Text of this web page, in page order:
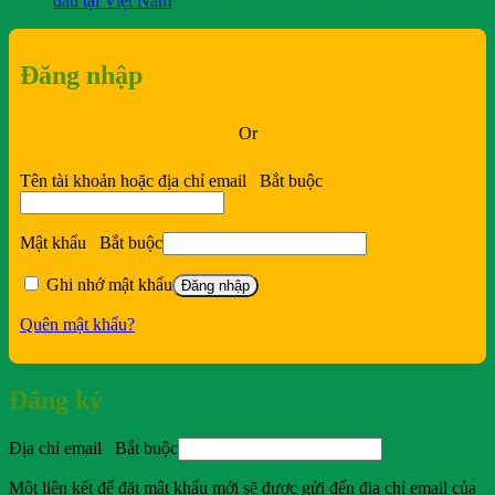
Đăng nhập
Or
Tên tài khoản hoặc địa chỉ email Bắt buộc
Mật khẩu Bắt buộc
Ghi nhớ mật khẩu Đăng nhập
Quên mật khẩu?
Đăng ký
Địa chỉ email Bắt buộc
Một liên kết để đặt mật khẩu mới sẽ được gửi đến địa chỉ email của